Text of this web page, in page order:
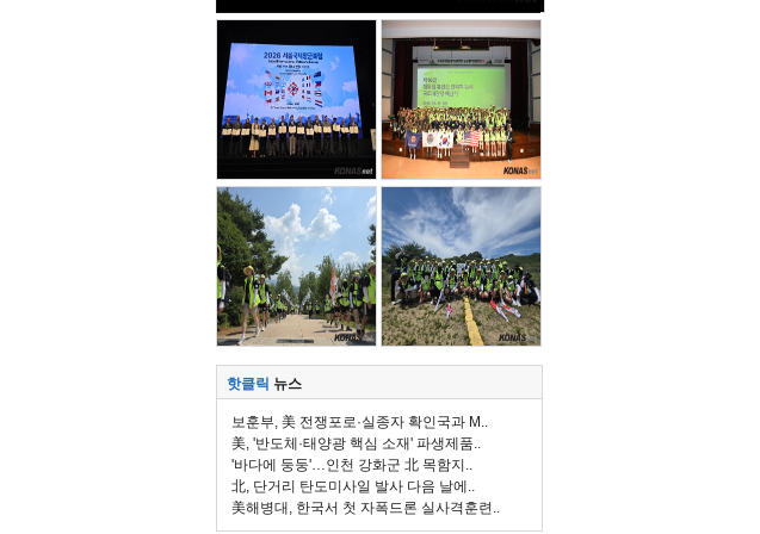
핫클릭 뉴스
보훈부, 美 전쟁포로·실종자 확인국과 M..
美, '반도체·태양광 핵심 소재' 파생제품..
'바다에 둥둥'…인천 강화군 北 목함지..
北, 단거리 탄도미사일 발사 다음 날에..
美해병대, 한국서 첫 자폭드론 실사격훈련..